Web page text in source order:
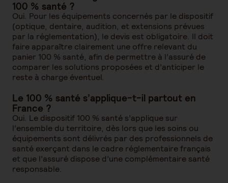
100 % santé ?
Oui. Pour les équipements concernés par le dispositif
(optique, dentaire, audition, et extensions prévues
par la réglementation), le devis est obligatoire. Il doit
faire apparaître clairement une offre relevant du
panier 100 % santé, afin de permettre à l’assuré de
comparer les solutions proposées et d’anticiper le
reste à charge éventuel.
Le 100 % santé s’applique-t-il partout en
France ?
Oui. Le dispositif 100 % santé s’applique sur
l’ensemble du territoire, dès lors que les soins ou
équipements sont délivrés par des professionnels de
santé exerçant dans le cadre réglementaire français
et que l’assuré dispose d’une complémentaire santé
responsable.